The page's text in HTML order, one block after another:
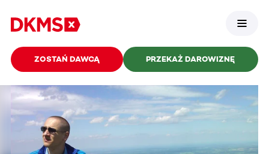
ZOSTAŃ DAWCĄ PRZEKAŻ DAROWIZNĘ